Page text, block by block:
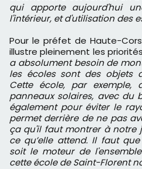
qui apporte aujourd'hui
l'intérieur, et d'utilisation des
Pour le préfet de Haute-
illustre pleinement les
a absolument besoin de
les écoles sont des objets
Cette école, par
panneaux solaires, avec du
également pour éviter le
permet derrière de ne pas
ça qu'il faut montrer à notre
ce qu’elle attend. Il faut
soit le moteur de
cette école de Saint-Florent